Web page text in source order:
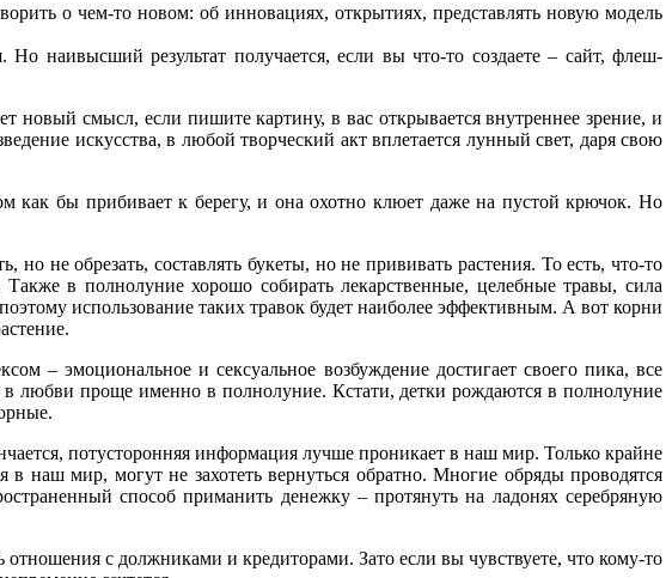
о чем-то новом: об инновациях, открытиях, представлять новую модель
наивысший результат получается, если вы что-то создаете – сайт, флеш-
новый смысл, если пишите картину, в вас открывается внутреннее зрение, и
искусства, в любой творческий акт вплетается лунный свет, даря свою
как бы прибивает к берегу, и она охотно клюет даже на пустой крючок. Но
не обрезать, составлять букеты, но не прививать растения. То есть, что-то
в полнолуние хорошо собирать лекарственные, целебные травы, сила
использование таких травок будет наиболее эффективным. А вот корни
– эмоциональное и сексуальное возбуждение достигает своего пика, все
в любви проще именно в полнолуние. Кстати, детки рождаются в полнолуние
потусторонняя информация лучше проникает в наш мир. Только крайне
наш мир, могут не захотеть вернуться обратно. Многие обряды проводятся
способ приманить денежку – протянуть на ладонях серебряную
с должниками и кредиторами. Зато если вы чувствуете, что кому-то